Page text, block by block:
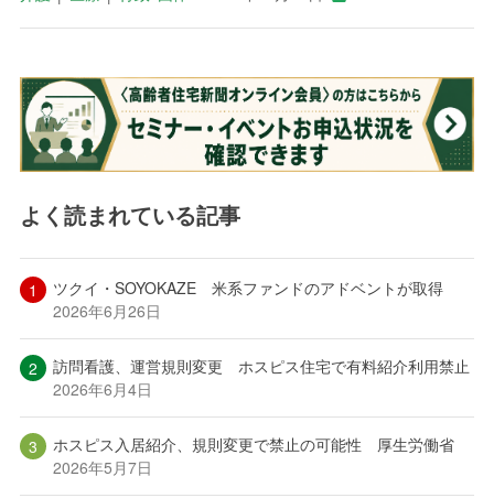
よく読まれている記事
ツクイ・SOYOKAZE 米系ファンドのアドベントが取得
2026年6月26日
訪問看護、運営規則変更 ホスピス住宅で有料紹介利用禁止
2026年6月4日
ホスピス入居紹介、規則変更で禁止の可能性 厚生労働省
2026年5月7日